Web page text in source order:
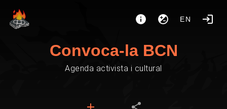
EN
Convoca-la BCN
Agenda activista i cultural